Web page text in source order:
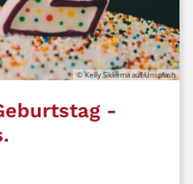
© Kelly Sikkema auf Unsplash
-